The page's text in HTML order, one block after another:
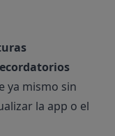
ya mismo sin
la app o el